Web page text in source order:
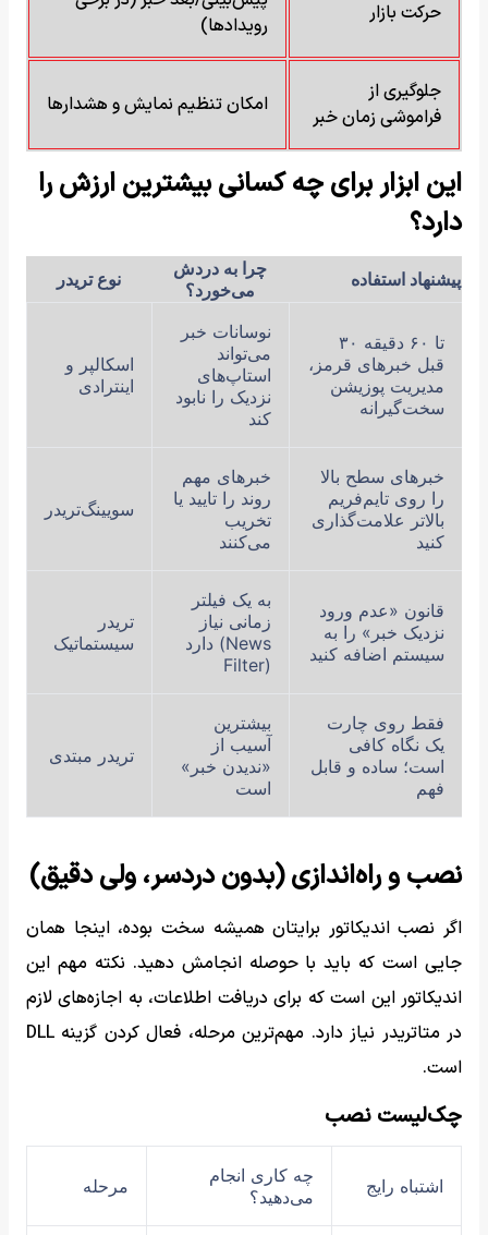
رویدادها)
حرکت بازار
امکان تنظیم نمایش و هشدارها
جلوگیری از
فراموشی زمان خبر
این ابزار برای چه کسانی بیشترین ارزش را
دارد؟
نوع تریدر
چرا به دردش
می‌خورد؟
پیشنهاد استفاده
اسکالپر و
اینترادی
نوسانات خبر
می‌تواند
استاپ‌های
نزدیک را نابود
کند
۳۰ تا ۶۰ دقیقه
قبل خبرهای قرمز،
مدیریت پوزیشن
سخت‌گیرانه
سویینگ‌تریدر
خبرهای مهم
روند را تایید یا
تخریب
می‌کنند
خبرهای سطح بالا
را روی تایم‌فریم
بالاتر علامت‌گذاری
کنید
تریدر
سیستماتیک
به یک فیلتر
زمانی نیاز
دارد (News
Filter)
قانون «عدم ورود
نزدیک خبر» را به
سیستم اضافه کنید
تریدر مبتدی
بیشترین
آسیب از
«ندیدن خبر»
است
فقط روی چارت
یک نگاه کافی
است؛ ساده و قابل
فهم
نصب و راه‌اندازی (بدون دردسر، ولی دقیق)
اگر نصب اندیکاتور برایتان همیشه سخت بوده، اینجا همان
جایی است که باید با حوصله انجامش دهید. نکته مهم این
اندیکاتور این است که برای دریافت اطلاعات، به اجازه‌های لازم
در متاتریدر نیاز دارد. مهم‌ترین مرحله، فعال کردن گزینه DLL
است.
چک‌لیست نصب
مرحله
چه کاری انجام
می‌دهید؟
اشتباه رایج